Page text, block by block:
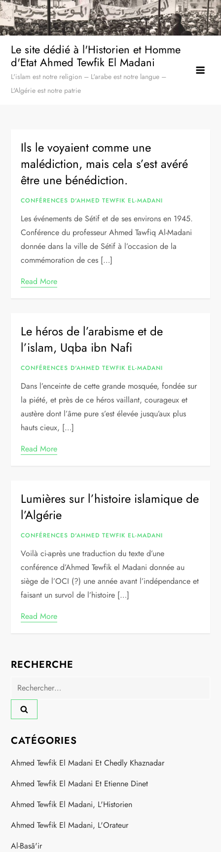
Skip
to
content
Le site dédié à l'Historien et Homme
d'Etat Ahmed Tewfik El Madani
L'islam est notre religion – L'arabe est notre langue –
L'Algérie est notre patrie
Ils le voyaient comme une
malédiction, mais cela s’est avéré
être une bénédiction.
CONFÉRENCES D'AHMED TEWFIK EL-MADANI
Les événements de Sétif et de ses environs en 1945.
Conférence du professeur Ahmed Tawfiq Al-Madani
donnée dans la ville de Sétif à l’occasion de la
commémoration de ces […]
Read More
Le héros de l’arabisme et de
l’islam, Uqba ibn Nafi
CONFÉRENCES D'AHMED TEWFIK EL-MADANI
Dans l’enceinte de cette grande mosquée, fondée sur
la piété, et près de ce héros vaillant, courageux et
austère dont l’âme pure s’est élevée jusqu’aux plus
hauts cieux, […]
Read More
Lumières sur l’histoire islamique de
l’Algérie
CONFÉRENCES D'AHMED TEWFIK EL-MADANI
Voilà ci-après une traduction du texte d’une
conférence d’Ahmed Tewfik el Madani donnée au
siège de l’OCI (?) une année avant l’indépendance et
faisant un survol de l’histoire […]
Read More
RECHERCHE
Rechercher :
CATÉGORIES
Ahmed Tewfik El Madani Et Chedly Khaznadar
Ahmed Tewfik El Madani Et Etienne Dinet
Ahmed Tewfik El Madani, L'Historien
Ahmed Tewfik El Madani, L'Orateur
Al-Basâ'ir